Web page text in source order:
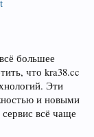
большее
что kra38.cc
Эти
и новыми
всё чаще